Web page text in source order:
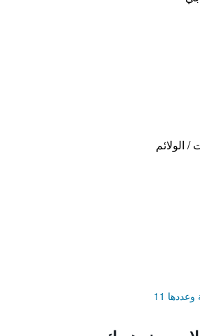
/ الولائم
11